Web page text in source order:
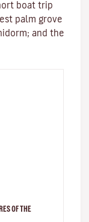
boat trip
palm grove
and the
OF THE